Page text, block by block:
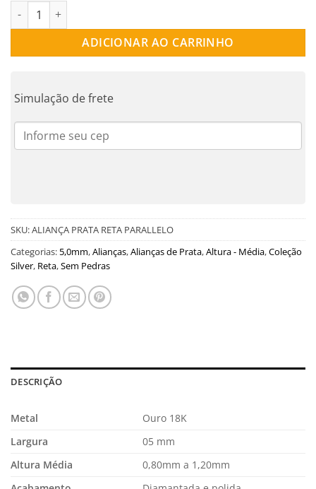
ALIANÇA PRATA RETA PARALLELO quantidade
ADICIONAR AO CARRINHO
Simulação de frete
SKU:ALIANÇA PRATA RETA PARALLELO
Categorias: 5,0mm,Alianças,Alianças de Prata,Altura - Média,Coleção
Silver, Reta,Sem Pedras
DESCRIÇÃO
Metal
Ouro 18K
Largura
05 mm
Altura Média
0,80mm a 1,20mm